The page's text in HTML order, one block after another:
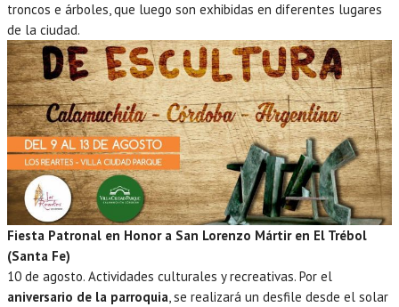
troncos e árboles, que luego son exhibidas en diferentes lugares
de la ciudad.
Fiesta Patronal en Honor a San Lorenzo Mártir en El Trébol
(Santa Fe)
10 de agosto. Actividades culturales y recreativas. Por el
aniversario de la parroquia , se realizará un desfile desde el solar